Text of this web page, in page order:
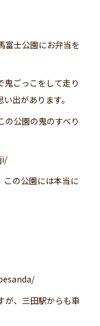
富士公園にお弁当を
鬼ごっこをして走り
出があります。
の公園の鬼のすべり
この公園には本当に
が、三田駅からも車